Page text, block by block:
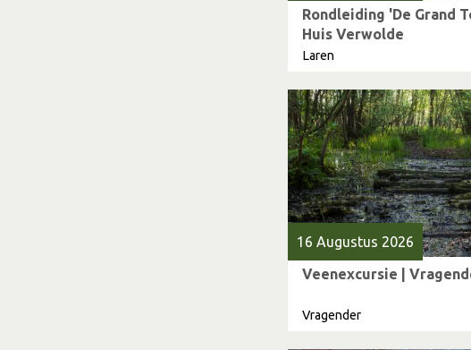
Rondleiding 'De Grand
Huis Verwolde
Laren
16 Augustus 2026
Veenexcursie |
Vragender